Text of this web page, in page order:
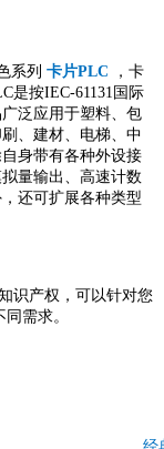
系列 卡片PLC
，卡
是按IEC-61131国际
泛应用于塑料、包
、建材、电梯、中
身带有各种外设接
量输出、高速计数
还可扩展各种类型
识产权，可以针对您
需求。